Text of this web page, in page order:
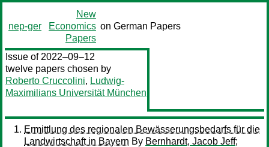
nep-ger
New
Economics
Papers
on German Papers
Issue of 2022–09–12
twelve papers chosen by
Roberto Cruccolini, Ludwig-
Maximilians Universität München
Ermittlung des regionalen Bewässerungsbedarfs für die
Landwirtschaft in Bayern By Bernhardt, Jacob Jeff;